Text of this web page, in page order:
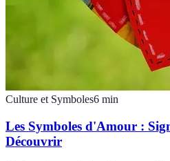
Culture et Symboles6 min
Les Symboles d'Amour :
Découvrir